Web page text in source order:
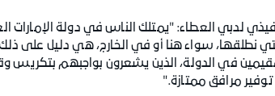
لدبي العطاء: "يمتلك الناس في دولة الإمارات
نطلقها، سواء هنا أو في الخارج، هي دليل على
في الدولة، الذين يشعرون بواجبهم
مرافق ممتازة."